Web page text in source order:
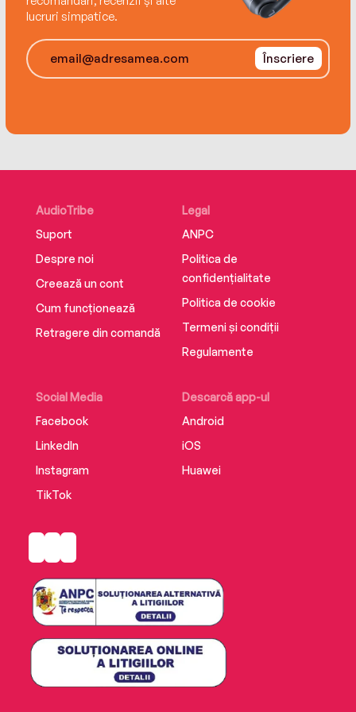
lucruri simpatice.
Înscriere
AudioTribe
Suport
Despre noi
Creează un cont
Cum funcționează
Retragere din comandă
Social Media
Facebook
LinkedIn
Instagram
TikTok
Descarcă app-ul
Android
iOS
Huawei
Legal
ANPC
Politica de
confidențialitate
Politica de cookie
Termeni și condiții
Regulamente